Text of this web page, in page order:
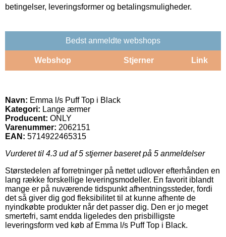
betingelser, leveringsformer og betalingsmuligheder.
Bedst anmeldte webshops
Webshop Stjerner Link
Navn: Emma l/s Puff Top i Black
Kategori: Lange ærmer
Producent: ONLY
Varenummer: 2062151
EAN: 5714922465315
Vurderet til 4.3 ud af 5 stjerner baseret på 5 anmeldelser
Størstedelen af forretninger på nettet udlover efterhånden en
lang række forskellige leveringsmodeller. En favorit iblandt
mange er på nuværende tidspunkt afhentningssteder, fordi
det så giver dig god fleksibilitet til at kunne afhente de
nyindkøbte produkter når det passer dig. Den er jo meget
smertefri, samt endda ligeledes den prisbilligste
leveringsform ved køb af Emma l/s Puff Top i Black.